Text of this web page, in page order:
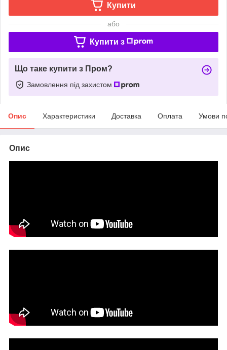
Купити
або
Купити з
Що таке купити з Пром?
Замовлення під захистом
Опис Характеристики Доставка Оплата Умови
Опис